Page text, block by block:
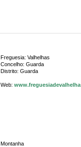
Freguesia: Valhelhas
Concelho: Guarda
Distrito: Guarda
Web:
Montanha